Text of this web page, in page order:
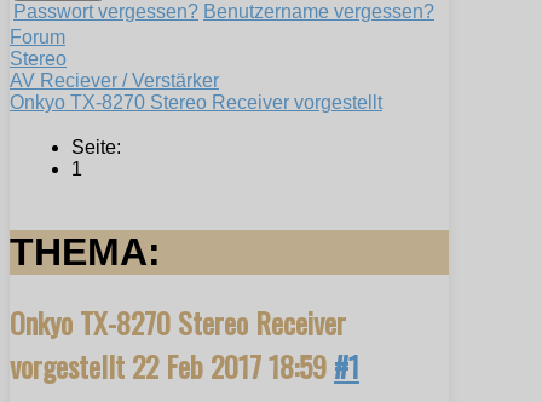
Passwort vergessen? Benutzername vergessen?
Forum
Stereo
AV Reciever / Verstärker
Onkyo TX-8270 Stereo Receiver vorgestellt
Seite:
1
THEMA:
Onkyo TX-8270 Stereo Receiver
vorgestellt22 Feb 2017 18:59#1